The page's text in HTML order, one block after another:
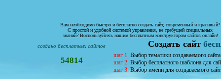
Вам необходимо быстро и бесплатно создать сайт, современный и красивый?
С простой и удобной системой управления, не требущей специальных
знаний? Воспользуйтесь нашим бесплатным конструктором сайтов онлайн!
создано бесплатных сайтов
54814
Создать сайт
шаг 1. Выбор тематики создаваемого сайта
шаг 2. Выбор бесплатного шаблона для
шаг 3.Выбор имени для создаваемого